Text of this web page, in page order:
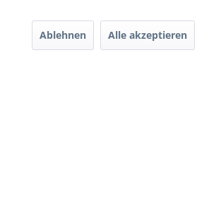
Gestaltung, Shop-Setup, Management & Hosting durch
Shopware
Ablehnen Alle akzeptieren